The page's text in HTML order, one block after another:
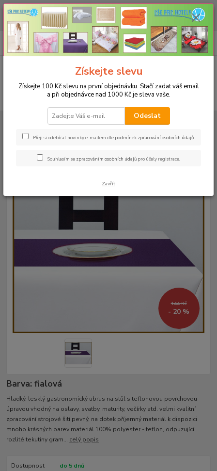
CHCETE NAKOUPIT VĚTŠÍ MNOŽSTVÍ NAŠICH PRODUKTŮ ZA LEPŠÍ
CENU? Klikněte ZDE
CZK
+420 773 794 023
Pondělí-pátek 9-16 hodin
0ks
za0 Kč
UBRUSY
Luxusní ubrusy Atlas-Rodos s vodoodpudivou úpravou
Ubrus ATLAS 38x120cm fialový
144 Kč
- 20 %
Barva: fialová
Hladký, lesklý gastronomický ubrus na stůl s teflonovou povrchovou
úpravou vhodný na oslavy, svatby, maturity, večírky atd. velmi kvalitní
zpracování strojové šití pevný, na dotek příjemný materiál k dispozici
mnoho krásných barev materiál 100% polyester - teflon, odpuzující
rozlité tekutiny gram... celý popis
Dostupnost do 5 dnů
Získejte slevu
Získejte 100 Kč slevu na první objednávku. Stačí zadat váš email
a při objednávce nad 1000 Kč je sleva vaše.
Odeslat
Přeji si odebírat novinky e-mailem dle podmínek zpracování osobních údajů.
Souhlasím se zpracováním osobních údajů pro účely registrace.
Zavřít